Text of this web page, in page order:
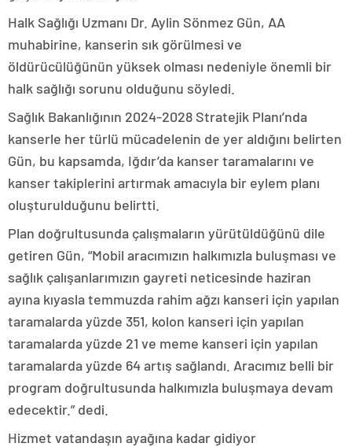
Halk Sağlığı Uzmanı Dr. Aylin Sönmez Gün, AA
muhabirine, kanserin sık görülmesi ve
öldürücülüğünün yüksek olması nedeniyle önemli bir
halk sağlığı sorunu olduğunu söyledi.
Sağlık Bakanlığının 2024-2028 Stratejik Planı’nda
kanserle her türlü mücadelenin de yer aldığını belirten
Gün, bu kapsamda, Iğdır’da kanser taramalarını ve
kanser takiplerini artırmak amacıyla bir eylem planı
oluşturulduğunu belirtti.
Plan doğrultusunda çalışmaların yürütüldüğünü dile
getiren Gün, “Mobil aracımızın halkımızla buluşması ve
sağlık çalışanlarımızın gayreti neticesinde haziran
ayına kıyasla temmuzda rahim ağzı kanseri için yapılan
taramalarda yüzde 351, kolon kanseri için yapılan
taramalarda yüzde 21 ve meme kanseri için yapılan
taramalarda yüzde 64 artış sağlandı. Aracımız belli bir
program doğrultusunda halkımızla buluşmaya devam
edecektir.” dedi.
Hizmet vatandaşın ayağına kadar gidiyor